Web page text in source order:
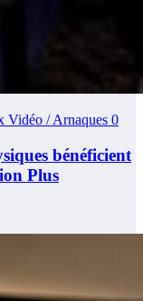
Vidéo / Arnaques 0
bénéficient
Plus